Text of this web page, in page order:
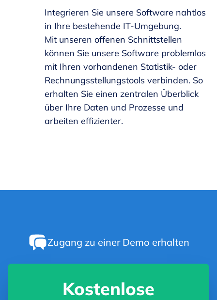
Integrieren Sie unsere Software nahtlos
in Ihre bestehende IT-Umgebung.
Mit unseren offenen Schnittstellen
können Sie unsere Software problemlos
mit Ihren vorhandenen Statistik- oder
Rechnungsstellungstools verbinden. So
erhalten Sie einen zentralen Überblick
über Ihre Daten und Prozesse und
arbeiten effizienter.
Zugang zu einer Demo erhalten
Kostenlose